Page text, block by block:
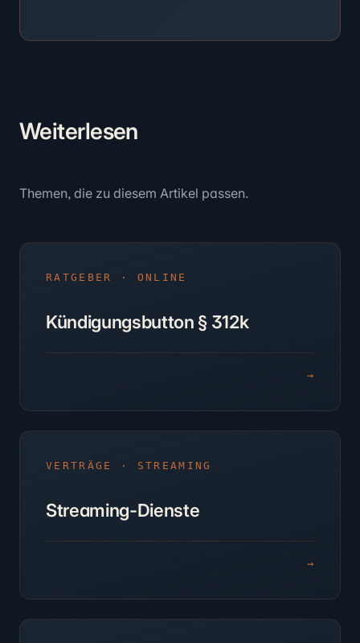
Weiterlesen
Themen, die zu diesem Artikel passen.
RATGEBER · ONLINE
Kündigungsbutton § 312k
→
VERTRÄGE · STREAMING
Streaming-Dienste
→